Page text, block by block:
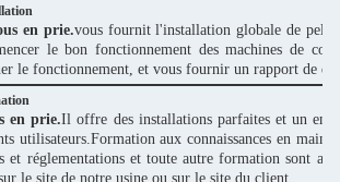
en prie.vous fournit l'installation globale de
le bon fonctionnement des machines de
le fonctionnement, et vous fournir un rapport de
en prie.Il offre des installations parfaites et un
utilisateurs.Formation aux connaissances en
et réglementations et toute autre formation sont
le site de notre usine ou sur le site du client.